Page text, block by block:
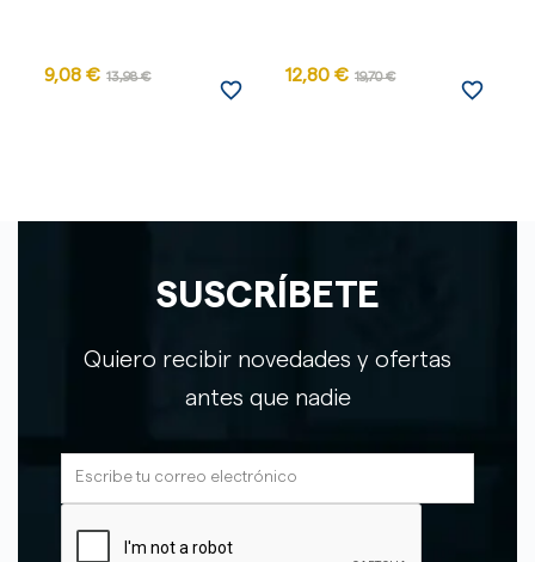
9,08 € 13,98 €
favorite_border
12,80 € 19,70 €
favorite_border
SUSCRÍBETE
Quiero recibir novedades y ofertas
antes que nadie